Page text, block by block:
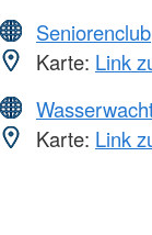
Seniorenclub
Karte: Link
Karte: Link